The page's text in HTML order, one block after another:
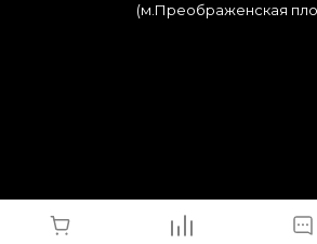
(м.Преображенская
© 2026 evva-locks.ru -